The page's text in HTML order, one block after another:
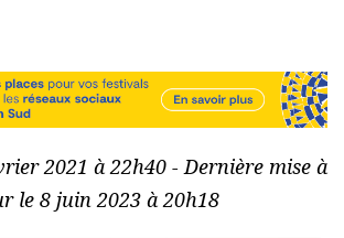
2021 à 22h40 - Dernière mise à
le 8 juin 2023 à 20h18